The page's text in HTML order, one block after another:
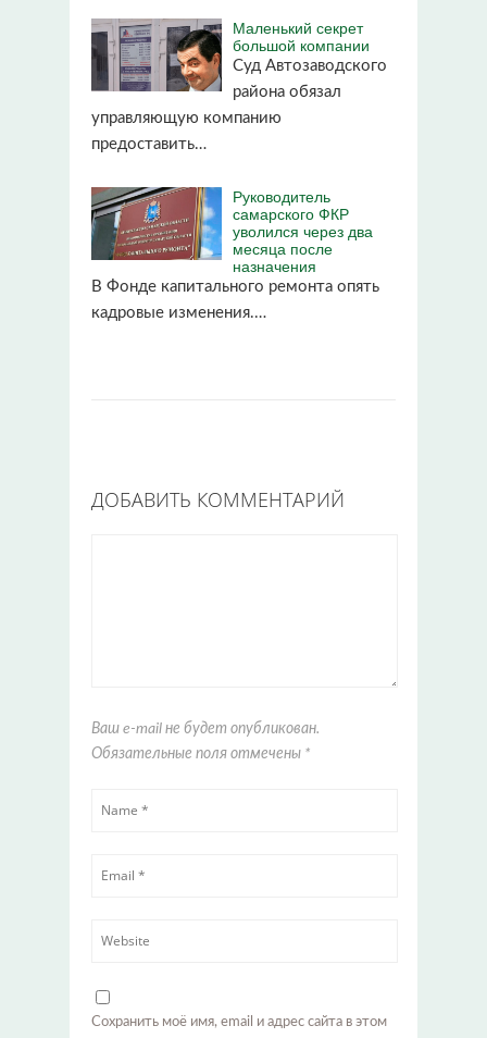
Маленький секрет
большой компании
Суд Автозаводского
района обязал
управляющую компанию
предоставить…
Руководитель
самарского ФКР
уволился через два
месяца после
назначения
В Фонде капитального ремонта опять
кадровые изменения.…
ДОБАВИТЬ КОММЕНТАРИЙ
Ваш e-mail не будет опубликован.
Обязательные поля отмечены *
Сохранить моё имя, email и адрес сайта в этом